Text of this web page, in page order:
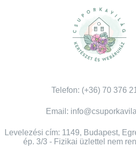
Telefon: (+36) 70 376
Email:
Levelezési cím: 1149, Budapest,
ép. 3/3 - Fizikai üzlettel nem